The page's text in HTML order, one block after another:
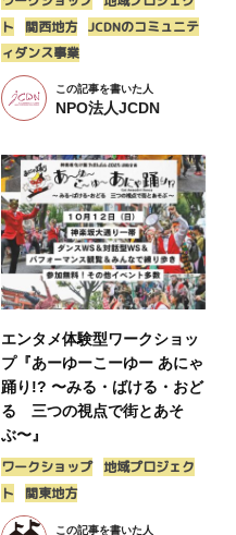
ト
関西地方 JCDNのコミュニテ
ィダンス事業
この記事を書いた人
NPO法人JCDN
エンタメ体験型ワークショッ
プ『あーゆーこーゆー あにゃ
踊り!? 〜みる・ばける・おど
る 三つの視点で街とあそ
ぶ〜』
ワークショップ 地域プロジェク
ト
関東地方
この記事を書いた人